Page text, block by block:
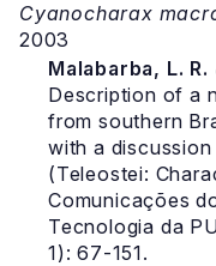
Cyanocharax
2003
Malabarba, L.
Description of a
from southern
with a
(Teleostei:
Comunicações
Tecnologia da
1): 67-151.